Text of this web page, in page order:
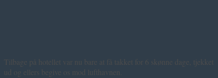
Tilbage på hotellet var nu bare at få takket for 6 skønne dage, tjekket
ud og ellers begive os mod lufthavnen.